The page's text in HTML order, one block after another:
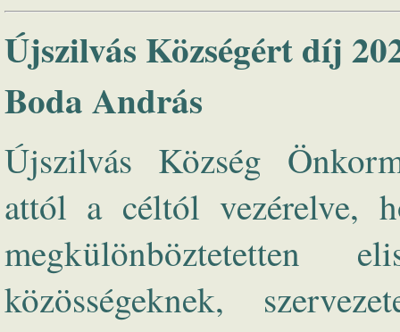
Újszilvás Községért díj
Boda András
Újszilvás Község
attól a céltól vezérelve,
megkülönböztetetten
közösségeknek,